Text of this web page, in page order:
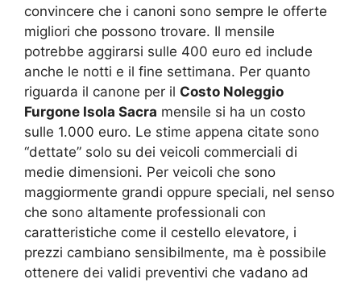
convincere che i canoni sono sempre le offerte
migliori che possono trovare. Il mensile
potrebbe aggirarsi sulle 400 euro ed include
anche le notti e il fine settimana. Per quanto
riguarda il canone per il Costo Noleggio
Furgone Isola Sacra mensile si ha un costo
sulle 1.000 euro. Le stime appena citate sono
“dettate” solo su dei veicoli commerciali di
medie dimensioni. Per veicoli che sono
maggiormente grandi oppure speciali, nel senso
che sono altamente professionali con
caratteristiche come il cestello elevatore, i
prezzi cambiano sensibilmente, ma è possibile
ottenere dei validi preventivi che vadano ad